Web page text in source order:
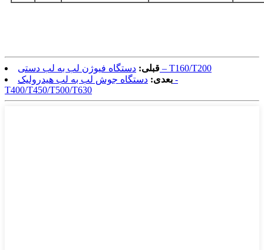
قبلی: دستگاه فیوژن لب به لب دستی – T160/T200
بعدی: دستگاه جوش لب به لب هیدرولیک -
T400/T450/T500/T630